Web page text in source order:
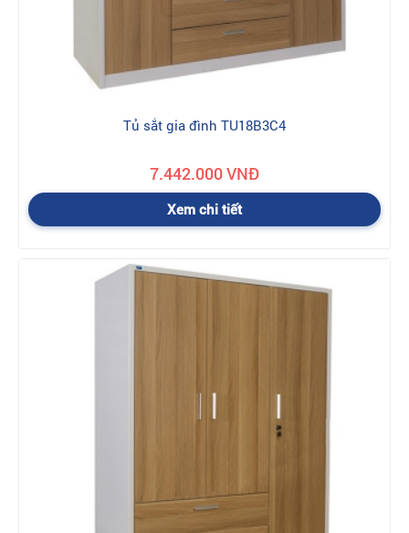
Tủ sắt gia đình TU18B3C4
7.442.000 VNĐ
Xem chi tiết